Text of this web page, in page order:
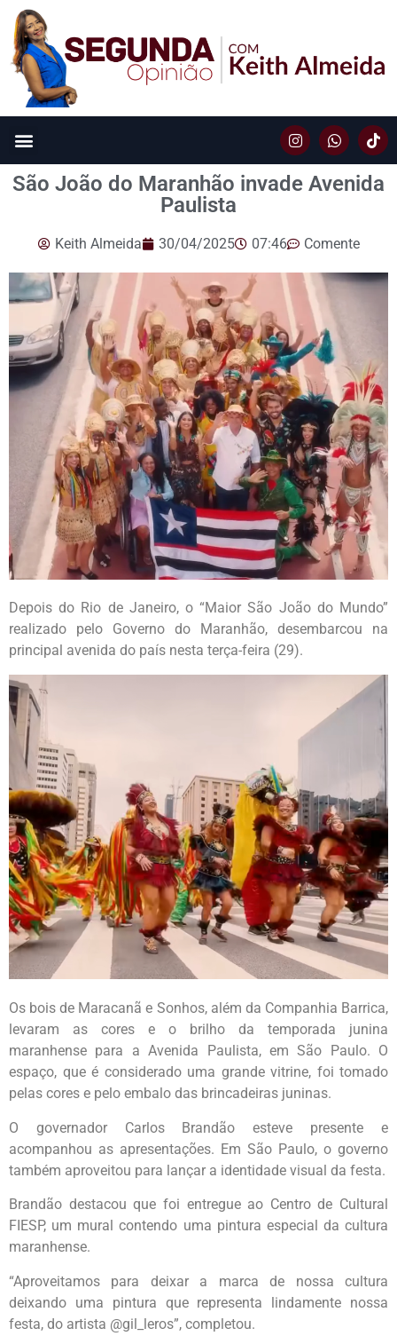
São João do Maranhão invade Avenida
Paulista
Keith Almeida 30/04/2025 07:46 Comente
Depois do Rio de Janeiro, o “Maior São João do Mundo”
realizado pelo Governo do Maranhão, desembarcou na
principal avenida do país nesta terça-feira (29).
Os bois de Maracanã e Sonhos, além da Companhia Barrica,
levaram as cores e o brilho da temporada junina
maranhense para a Avenida Paulista, em São Paulo. O
espaço, que é considerado uma grande vitrine, foi tomado
pelas cores e pelo embalo das brincadeiras juninas.
O governador Carlos Brandão esteve presente e
acompanhou as apresentações. Em São Paulo, o governo
também aproveitou para lançar a identidade visual da festa.
Brandão destacou que foi entregue ao Centro de Cultural
FIESP, um mural contendo uma pintura especial da cultura
maranhense.
“Aproveitamos para deixar a marca de nossa cultura
deixando uma pintura que representa lindamente nossa
festa, do artista @gil_leros”, completou.